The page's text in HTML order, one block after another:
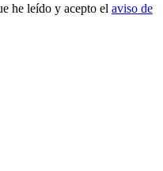
he leído y acepto el aviso de